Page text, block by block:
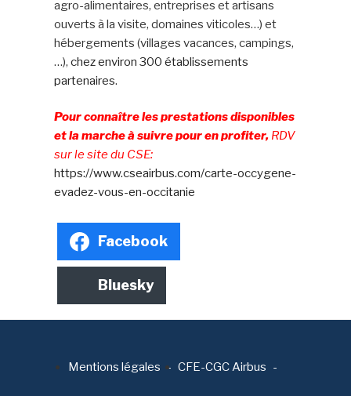
agro-alimentaires, entreprises et artisans
ouverts à la visite, domaines viticoles…) et
hébergements (villages vacances, campings,
…),chez environ 300 établissements
partenaires.
Pour connaître les prestations disponibles
et la marche à suivre pour en profiter, RDV
sur le site du CSE:
https://www.cseairbus.com/carte-occygene-
evadez-vous-en-occitanie
Facebook
Bluesky
Mentions légales CFE-CGC Airbus